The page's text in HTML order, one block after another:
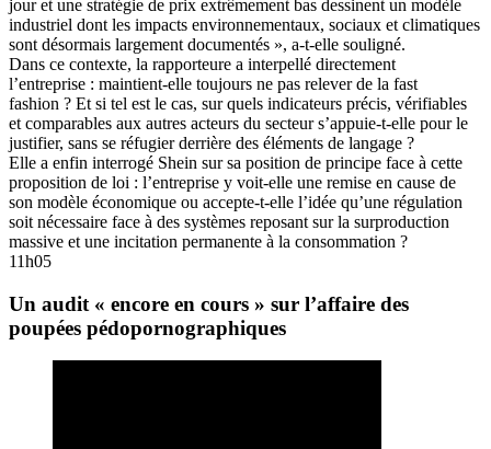
jour et une stratégie de prix extrêmement bas dessinent un modèle
industriel dont les impacts environnementaux, sociaux et climatiques
sont désormais largement documentés », a-t-elle souligné.
Dans ce contexte, la rapporteure a interpellé directement
l’entreprise : maintient-elle toujours ne pas relever de la fast
fashion ? Et si tel est le cas, sur quels indicateurs précis, vérifiables
et comparables aux autres acteurs du secteur s’appuie-t-elle pour le
justifier, sans se réfugier derrière des éléments de langage ?
Elle a enfin interrogé Shein sur sa position de principe face à cette
proposition de loi : l’entreprise y voit-elle une remise en cause de
son modèle économique ou accepte-t-elle l’idée qu’une régulation
soit nécessaire face à des systèmes reposant sur la surproduction
massive et une incitation permanente à la consommation ?
11h05
Un audit « encore en cours » sur l’affaire des
poupées pédopornographiques